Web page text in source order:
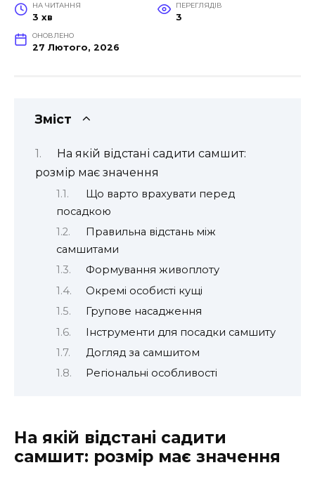
НА ЧИТАННЯ
3 хв
ПЕРЕГЛЯДІВ
3
ОНОВЛЕНО
27 Лютого, 2026
Зміст
На якій відстані садити самшит:
розмір має значення
Що варто врахувати перед
посадкою
Правильна відстань між
самшитами
Формування живоплоту
Окремі особисті кущі
Групове насадження
Інструменти для посадки самшиту
Догляд за самшитом
Регіональні особливості
На якій відстані садити
самшит: розмір має значення